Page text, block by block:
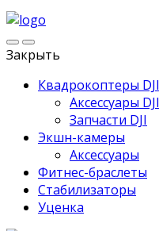
Закрыть
Квадрокоптеры DJI
Аксессуары DJI
Запчасти DJI
Экшн-камеры
Аксессуары
Фитнес-браслеты
Стабилизаторы
Уценка